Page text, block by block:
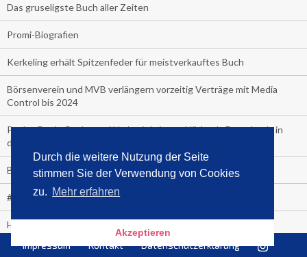
Durch die weitere Nutzung der Seite
stimmen Sie der Verwendung von Cookies
zu. Mehr erfahren
Akzeptieren
Das gruseligste Buch aller Zeiten
Promi-Biografien
Kerkeling erhält Spitzenfeder für meistverkauftes Buch
Börsenverein und MVB verlängern vorzeitig Verträge mit Media
Control bis 2024
PocketBook, Ceebo und Umbreit bringen Hörbuch-Downloads in
die Cloud
Bella Bella
#1-Bestseller: "Das ist Alpha!" von Kollegah
Hammer! "Fear: Trump in the White House" (auf Englisch) von
Impressum Kontakt Datenschutzerklärung